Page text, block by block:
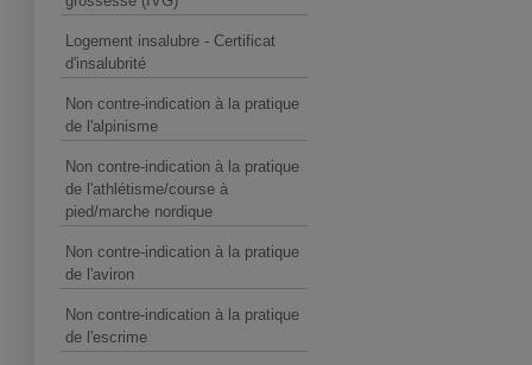
Logement insalubre - Certificat
d'insalubrité
Non contre-indication à la pratique
de l'alpinisme
Non contre-indication à la pratique
de l'athlétisme/course à
pied/marche nordique
Non contre-indication à la pratique
de l'aviron
Non contre-indication à la pratique
de l'escrime